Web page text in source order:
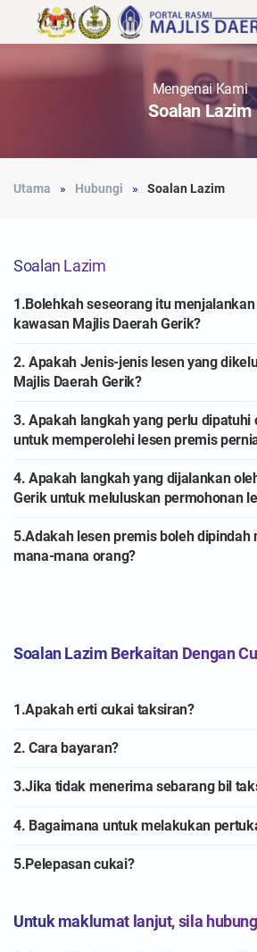
Mengenai Kami
Soalan Lazim
Utama Hubungi Soalan Lazim
Soalan Lazim
1.Bolehkah seseorang itu
kawasan Majlis Daerah Gerik?
2. Apakah Jenis-jenis lesen yang
Majlis Daerah Gerik?
3. Apakah langkah yang perlu dipatuhi
untuk memperolehi lesen premis
4. Apakah langkah yang dijalankan
Gerik untuk meluluskan permohonan
5.Adakah lesen premis boleh dipindah
mana-mana orang?
Soalan Lazim Berkaitan Dengan
1.Apakah erti cukai taksiran?
2. Cara bayaran?
3.Jika tidak menerima sebarang bil
4. Bagaimana untuk melakukan
5.Pelepasan cukai?
Untuk maklumat lanjut, sila